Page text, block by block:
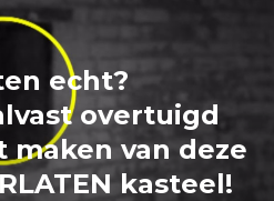
echt?
overtuigd
maken van deze
kasteel!